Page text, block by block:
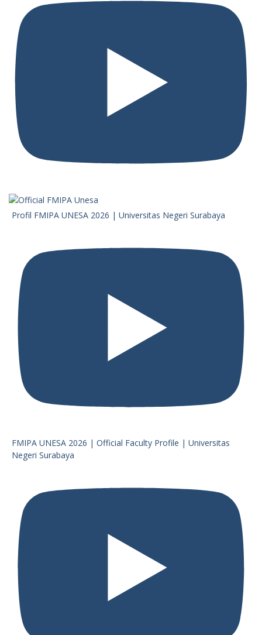
Profil FMIPA UNESA 2026 | Universitas Negeri Surabaya
FMIPA UNESA 2026 | Official Faculty Profile | Universitas
Negeri Surabaya